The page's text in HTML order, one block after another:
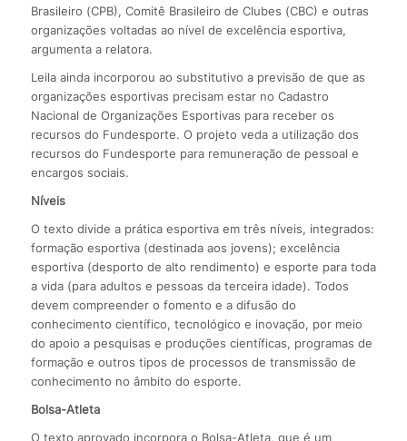
Brasileiro (CPB), Comitê Brasileiro de Clubes (CBC) e outras
organizações voltadas ao nível de excelência esportiva,
argumenta a relatora.
Leila ainda incorporou ao substitutivo a previsão de que as
organizações esportivas precisam estar no Cadastro
Nacional de Organizações Esportivas para receber os
recursos do Fundesporte. O projeto veda a utilização dos
recursos do Fundesporte para remuneração de pessoal e
encargos sociais.
Níveis
O texto divide a prática esportiva em três níveis, integrados:
formação esportiva (destinada aos jovens); excelência
esportiva (desporto de alto rendimento) e esporte para toda
a vida (para adultos e pessoas da terceira idade). Todos
devem compreender o fomento e a difusão do
conhecimento científico, tecnológico e inovação, por meio
do apoio a pesquisas e produções científicas, programas de
formação e outros tipos de processos de transmissão de
conhecimento no âmbito do esporte.
Bolsa-Atleta
O texto aprovado incorpora o Bolsa-Atleta, que é um